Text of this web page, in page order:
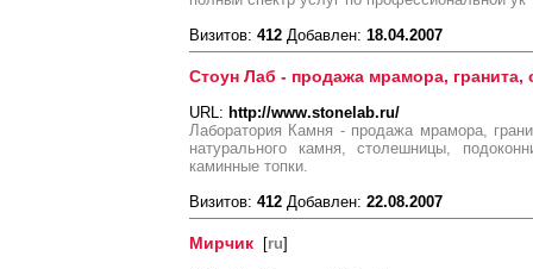
Визитов: 412 Добавлен: 18.04.2007
Стоун Лаб - продажа мрамора, гранита,
URL: http://www.stonelab.ru/
Лаборатория Камня - продажа мрамора,
натурального камня, столешницы,
каминные топки.
Визитов: 412 Добавлен: 22.08.2007
Мирчик [ru]